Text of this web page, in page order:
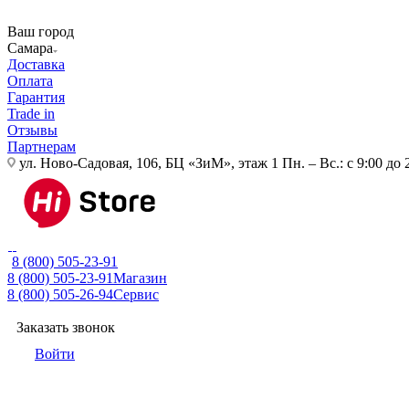
Ваш город
Самара
Доставка
Оплата
Гарантия
Trade in
Отзывы
Партнерам
ул. Ново-Садовая, 106, БЦ «ЗиМ», этаж 1 Пн. – Вс.: с 9:00 до
8 (800) 505-23-91
8 (800) 505-23-91Магазин
8 (800) 505-26-94Сервис
Заказать звонок
Войти